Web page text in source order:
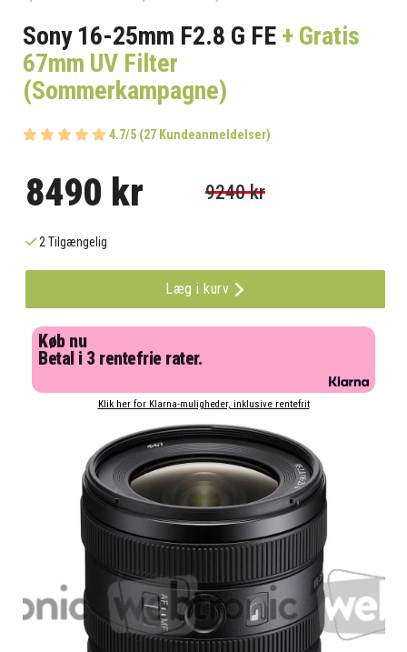
Sony 16-25mm F2.8 G FE+ Gratis
67mm UV Filter
(Sommerkampagne)
4.7/5 (27 Kundeanmeldelser)
8490 kr 9240 kr
2 Tilgængelig
Læg i kurv
Køb nu
Betal i 3 rentefrie rater.
Klik her for Klarna-muligheder, inklusive rentefrit